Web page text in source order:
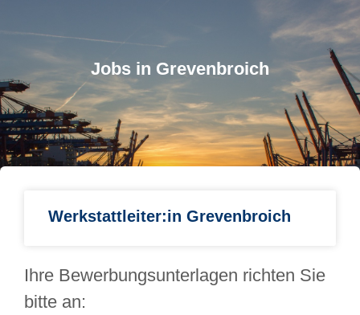
Jobs in Grevenbroich
Werkstattleiter:in Grevenbroich
Ihre Bewerbungsunterlagen richten Sie
bitte an: